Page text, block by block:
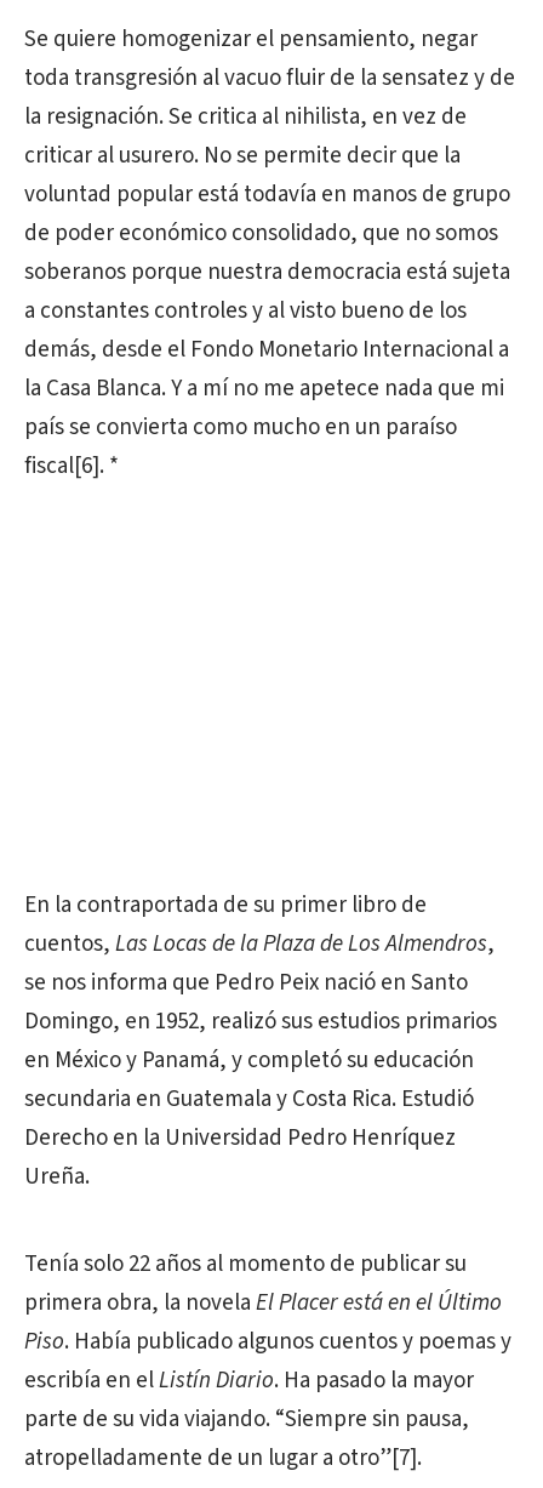
Se quiere homogenizar el pensamiento, negar
toda transgresión al vacuo fluir de la sensatez y de
la resignación. Se critica al nihilista, en vez de
criticar al usurero. No se permite decir que la
voluntad popular está todavía en manos de grupo
de poder económico consolidado, que no somos
soberanos porque nuestra democracia está sujeta
a constantes controles y al visto bueno de los
demás, desde el Fondo Monetario Internacional a
la Casa Blanca. Y a mí no me apetece nada que mi
país se convierta como mucho en un paraíso
fiscal[6]. *
En la contraportada de su primer libro de
cuentos,Las Locas de la Plaza de Los Almendros,
se nos informa que Pedro Peix nació en Santo
Domingo, en 1952, realizó sus estudios primarios
en México y Panamá, y completó su educación
secundaria en Guatemala y Costa Rica. Estudió
Derecho en la Universidad Pedro Henríquez
Ureña.
Tenía solo 22 años al momento de publicar su
primera obra, la novelaEl Placer está en el Último
Piso. Había publicado algunos cuentos y poemas y
escribía en elListín Diario. Ha pasado la mayor
parte de su vida viajando. “Siempre sin pausa,
atropelladamente de un lugar a otro”[7].